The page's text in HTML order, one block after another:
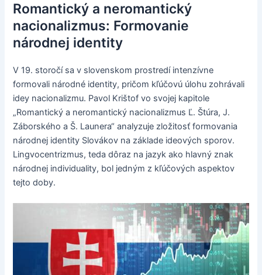
Romantický a neromantický
nacionalizmus: Formovanie
národnej identity
V 19. storočí sa v slovenskom prostredí intenzívne
formovali národné identity, pričom kľúčovú úlohu zohrávali
idey nacionalizmu. Pavol Krištof vo svojej kapitole
„Romantický a neromantický nacionalizmus Ľ. Štúra, J.
Záborského a Š. Launera“ analyzuje zložitosť formovania
národnej identity Slovákov na základe ideových sporov.
Lingvocentrizmus, teda dôraz na jazyk ako hlavný znak
národnej individuality, bol jedným z kľúčových aspektov
tejto doby.